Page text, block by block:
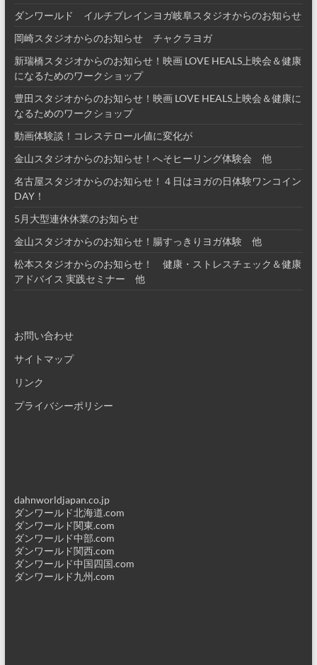
ダンワールド イルチブレインヨガ岐阜スタジオからのお知らせ
岡崎スタジオからのお知らせ チャクラヨガ
新瑞橋スタジオからのお知らせ！映画 LOVE HEALS上映会＆健康
になるためのワークショップ
豊田スタジオからのお知らせ！映画 LOVE HEALS上映会＆健康に
なるためのワークショップ
動画体験談！コレステロール値に変化が
金山スタジオからのお知らせ！へそヒーリング体験会 他
名古屋スタジオからのお知らせ！４日はヨガの日体験ワンコイン
DAY！
5月大型連休休業のお知らせ
金山スタジオからのお知らせ！腸すっきりヨガ体験 他
松本スタジオからのお知らせ！ 健康・ストレスチェック＆健康
アドバイス 実践セミナー 他
お問い合わせ
サイトマップ
リンク
プライバシーポリシー
dahnworldjapan.co.jp
ダンワールド北海道.com
ダンワールド関東.com
ダンワールド中部.com
ダンワールド関西.com
ダンワールド中国四国.com
ダンワールド九州.com